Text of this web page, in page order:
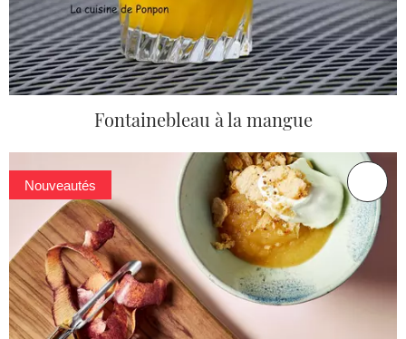
Fontainebleau à la mangue
Nouveautés